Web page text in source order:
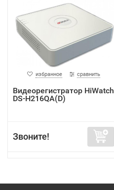
избранное сравнить
Видеорегистратор HiWatch
DS-H216QA(D)
Звоните!